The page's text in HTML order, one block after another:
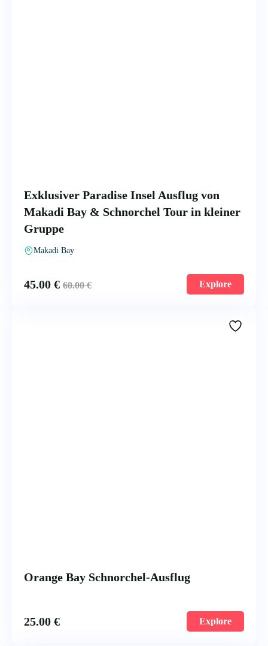
Exklusiver Paradise Insel Ausflug von
Makadi Bay & Schnorchel Tour in kleiner
Gruppe
Makadi Bay
45.00 € 60.00€ Explore
Orange Bay Schnorchel-Ausflug
25.00 € Explore